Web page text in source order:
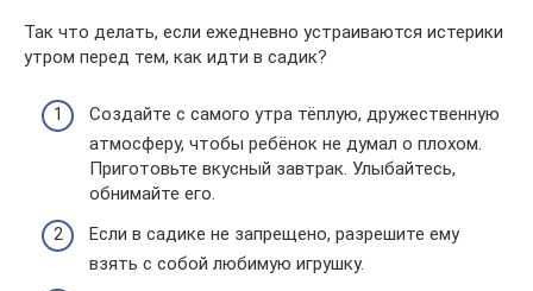
Так что делать, если ежедневно устраиваются истерики
утром перед тем, как идти в садик?
Создайте с самого утра тёплую, дружественную
атмосферу, чтобы ребёнок не думал о плохом.
Приготовьте вкусный завтрак. Улыбайтесь,
обнимайте его.
Если в садике не запрещено, разрешите ему
взять с собой любимую игрушку.